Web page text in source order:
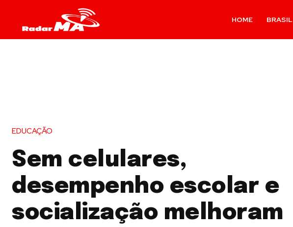
HOME BRASIL
EDUCAÇÃO
Sem celulares,
desempenho escolar e
socialização melhoram